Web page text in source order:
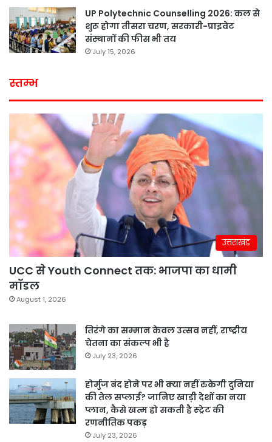
UP Polytechnic Counselling 2026: कल से
शुरू होगा तीसरा चरण, सरकारी-प्राइवेट
संस्थानों की फीस भी तय
July 15, 2026
स्तम्भ
उत्तराखंड
UCC से Youth Connect तक: भाजपा का धामी
मॉडल
August 1, 2026
तिरंगे का सम्मान केवल उत्सव नहीं, राष्ट्रीय
चेतना का संकल्प भी है
July 23, 2026
होर्मुज बंद होने पर भी क्या नहीं रुकेगी दुनिया
की तेल सप्लाई? जानिए खाड़ी देशों का नया
प्लान, कैसे खत्म हो सकती है स्ट्रेट की
रणनीतिक पकड़
July 23, 2026